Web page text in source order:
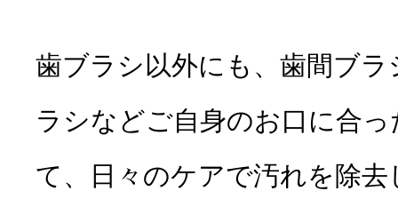
歯ブラシ以外にも、歯間ブ
ラシなどご自身のお口に合
て、日々のケアで汚れを除